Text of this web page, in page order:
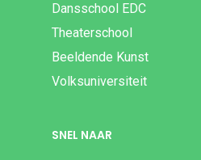
Dansschool EDC
Theaterschool
Beeldende Kunst
Volksuniversiteit
SNEL NAAR